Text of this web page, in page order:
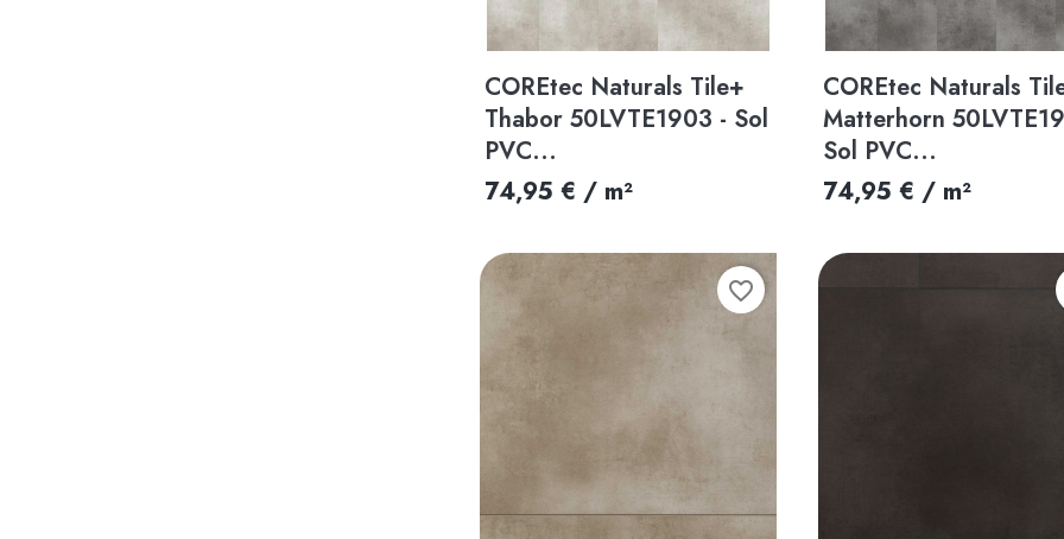
Aperçu rapide
COREtec Naturals Tile+
Thabor 50LVTE1903 - Sol
PVC...
74,95 € / m²
Aperçu rapide
COREtec Naturals
Matterhorn
Sol PVC...
74,95 € / m²
favorite_border